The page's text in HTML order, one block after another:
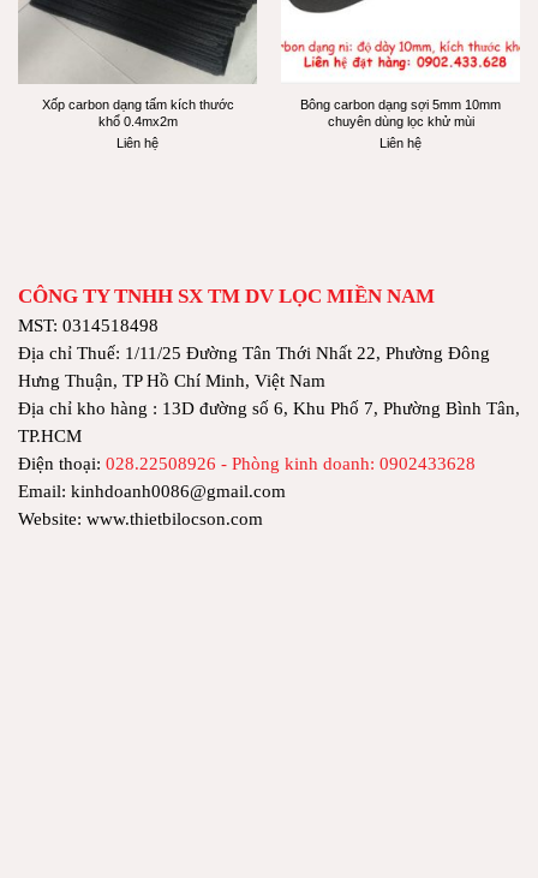
Xốp carbon dạng tấm kích thước
khổ 0.4mx2m
Liên hệ
Bông carbon dạng sợi 5mm 10mm
chuyên dùng lọc khử mùi
Liên hệ
CÔNG TY TNHH SX TM DV LỌC MIỀN NAM
MST: 0314518498
Địa chỉ Thuế: 1/11/25 Đường Tân Thới Nhất 22, Phường Đông
Hưng Thuận, TP Hồ Chí Minh, Việt Nam
Địa chỉ kho hàng : 13D đường số 6, Khu Phố 7, Phường Bình Tân,
TP.HCM
Điện thoại: 028.22508926 - Phòng kinh doanh: 0902433628
Email: kinhdoanh0086@gmail.com
Website: www.thietbilocson.com